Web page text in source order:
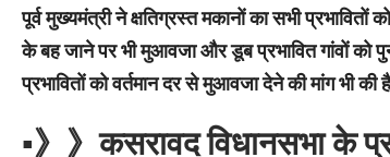
पूर्व मुख्यमंत्री ने क्षतिग्रस्त मकानों का सभी
के बह जाने पर भी मुआवजा और डूब प्रभावित गांवों को
प्रभावितों को वर्तमान दर से मुआवजा देने की मांग भी की
▪︎》》कसरावदविधानसभाके